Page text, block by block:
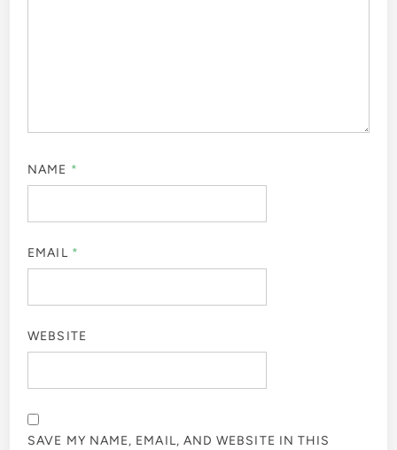
NAME *
EMAIL *
WEBSITE
SAVE MY NAME, EMAIL, AND WEBSITE IN THIS